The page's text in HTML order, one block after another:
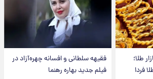
طلا؛
فردا
فقیهه سلطانی و افسانه چهره‌آزاد در
فیلم جدید بهاره رهنما